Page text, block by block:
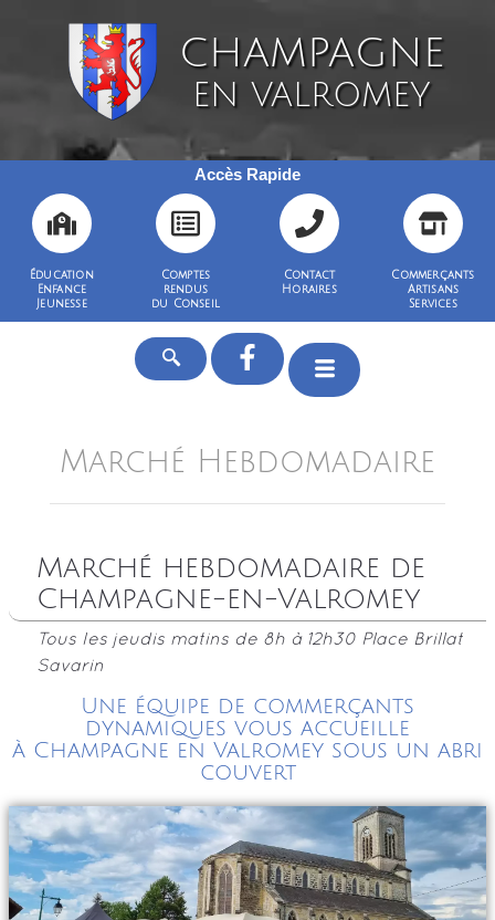
CHAMPAGNE
EN VALROMEY
Accès Rapide
Éducation
Enfance
Jeunesse
Comptes
rendus
du Conseil
Contact
Horaires
Commerçants
Artisans
Services
Marché Hebdomadaire
Marché hebdomadaire de
Champagne-en-Valromey
Tous les jeudis matins de 8h à 12h30 Place Brillat
Savarin
Une équipe de commerçants
dynamiques vous accueille
à Champagne en Valromey sous un abri
couvert